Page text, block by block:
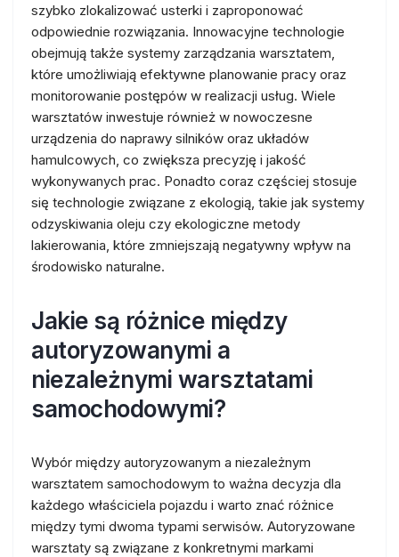
szybko zlokalizować usterki i zaproponować
odpowiednie rozwiązania. Innowacyjne technologie
obejmują także systemy zarządzania warsztatem,
które umożliwiają efektywne planowanie pracy oraz
monitorowanie postępów w realizacji usług. Wiele
warsztatów inwestuje również w nowoczesne
urządzenia do naprawy silników oraz układów
hamulcowych, co zwiększa precyzję i jakość
wykonywanych prac. Ponadto coraz częściej stosuje
się technologie związane z ekologią, takie jak systemy
odzyskiwania oleju czy ekologiczne metody
lakierowania, które zmniejszają negatywny wpływ na
środowisko naturalne.
Jakie są różnice między
autoryzowanymi a
niezależnymi warsztatami
samochodowymi?
Wybór między autoryzowanym a niezależnym
warsztatem samochodowym to ważna decyzja dla
każdego właściciela pojazdu i warto znać różnice
między tymi dwoma typami serwisów. Autoryzowane
warsztaty są związane z konkretnymi markami